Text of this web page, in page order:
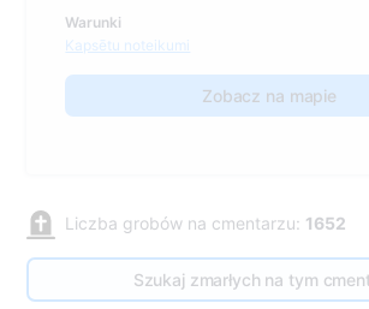
Warunki
Kapsētu noteikumi
Zobacz na mapie
Liczba grobów na cmentarzu: 1652
Szukaj zmarłych na tym